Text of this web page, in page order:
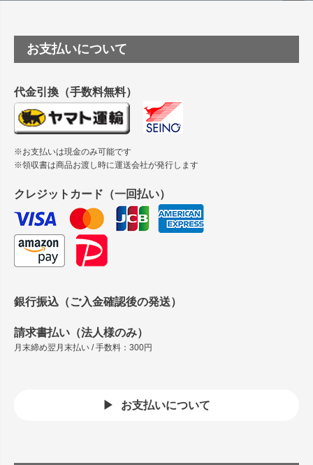
ップ
お支払いについて
代金引換（手数料無料）
※お支払いは現金のみ可能です
※領収書は商品お渡し時に運送会社が発行します
クレジットカード（一回払い）
銀行振込（ご入金確認後の発送）
請求書払い（法人様のみ）
月末締め翌月末払い / 手数料：300円
お支払いについて